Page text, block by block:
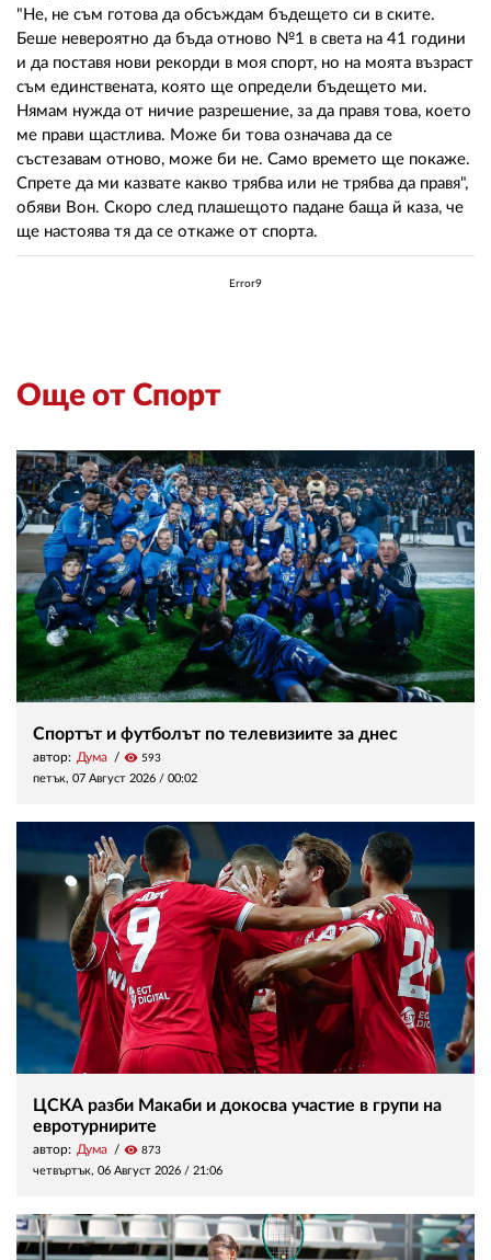
"Не, не съм готова да обсъждам бъдещето си в ските.
Беше невероятно да бъда отново №1 в света на 41 години
и да поставя нови рекорди в моя спорт, но на моята възраст
съм единствената, която ще определи бъдещето ми.
Нямам нужда от ничие разрешение, за да правя това, което
ме прави щастлива. Може би това означава да се
състезавам отново, може би не. Само времето ще покаже.
Спрете да ми казвате какво трябва или не трябва да правя",
обяви Вон. Скоро след плашещото падане баща й каза, че
ще настоява тя да се откаже от спорта.
Error9
Още от Спорт
Спортът и футболът по телевизиите за днес
автор: Дума visibility 593
петък, 07 Август 2026 / 00:02
ЦСКА разби Макаби и докосва участие в групи на
евротурнирите
автор: Дума visibility 873
четвъртък, 06 Август 2026 / 21:06
УСЛОВИЯ ЗА ПОЛЗВАНЕ
ПОЛИТИКА ЗА БИСКВИТКИТЕ
ПОЛИТИКАТА ЗА
ПОВЕРИТЕЛНОСТ
02 975 20 35